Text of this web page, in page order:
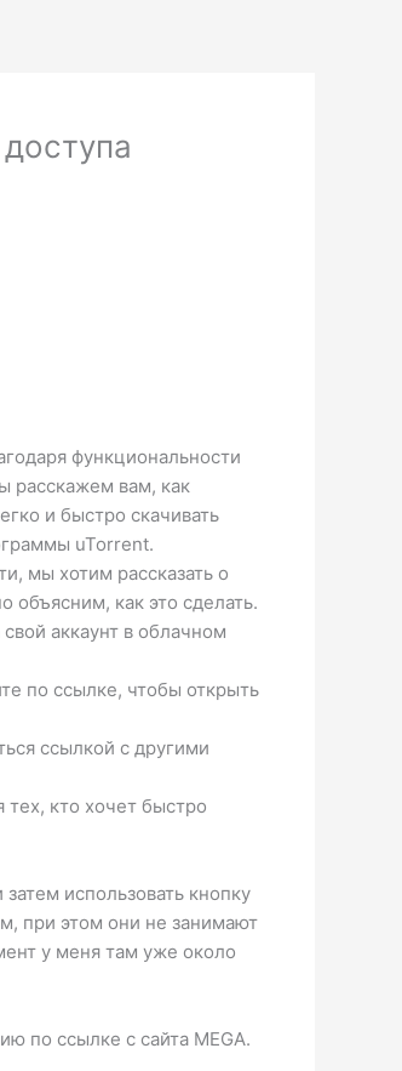
функциональности
расскажем вам, как
и быстро скачивать
uTorrent.
мы хотим рассказать о
объясним, как это сделать.
аккаунт в облачном
по ссылке, чтобы открыть
ссылкой с другими
кто хочет быстро
использовать кнопку
при этом они не занимают
у меня там уже около
по ссылке с сайта MEGA.